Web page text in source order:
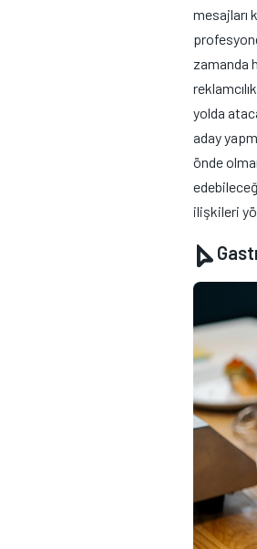
mesajları
zamanda
yolda
aday
önde
ilişkileri